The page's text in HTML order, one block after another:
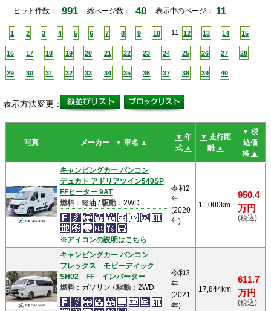
ヒット件数： 991 総ページ数： 40 表示中のページ： 11
1 2 3 4 5 6 7 8 9 10 11 12 13 14 15
16 17 18 19 20 21 22 23 24 25 26 27 28
29 30 31 32 33 34 35 36 37 38 39 40
表示方法変更：
写真 メーカー ▼ 車名 ▲
▼ 年
式 ▲
▼ 走行距
離 ▲
▼ 税
込価
格 ▲
キャンピングカー バンコン
デュカト アドリアツイン540SP
FFヒーター 9AT
燃料：軽油 /駆動：2WD
※アイコンの説明はこちら
令和2
年
(2020
年)
11,000km
950.4
万円
(税込)
キャンピングカー バンコン
フレックス モビーディック
SH02 FF インバーター
燃料：ガソリン /駆動：2WD
令和3
年
(2021
年)
17,844km
611.7
万円
(税込)